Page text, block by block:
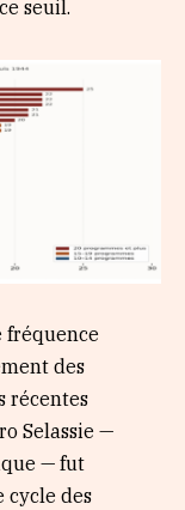
seuil.
fréquence
des
récentes
Selassie —
— fut
cycle des